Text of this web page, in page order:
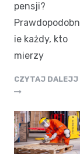
pensji?
Prawdopodobn
ie każdy, kto
mierzy
CZYTAJ DALEJJ